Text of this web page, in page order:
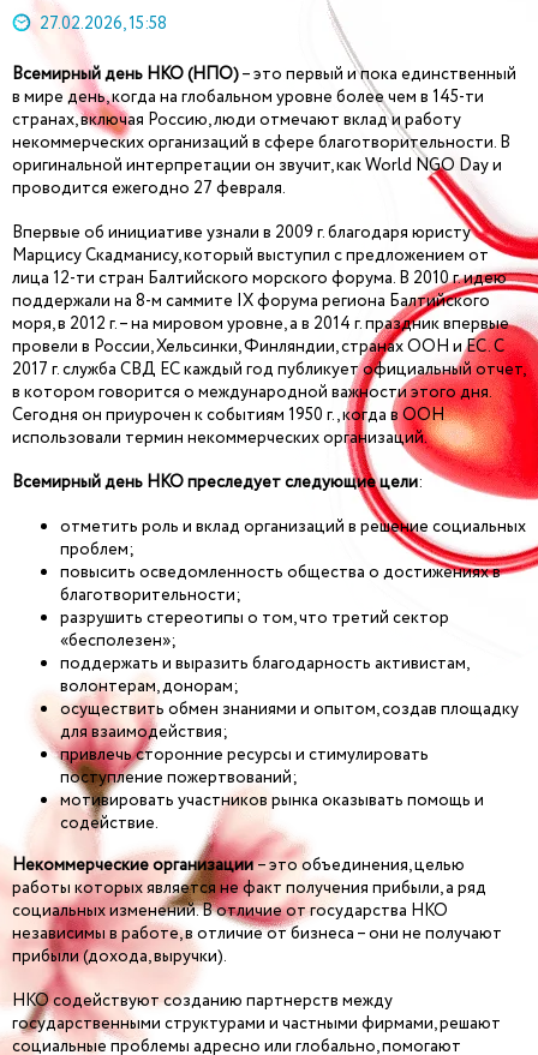
27.02.2026, 15:58
Всемирный день НКО (НПО)– это первый и пока единственный
в мире день, когда на глобальном уровне более чем в 145-ти
странах, включая Россию, люди отмечают вклад и работу
некоммерческих организаций в сфере благотворительности. В
оригинальной интерпретации он звучит, как World NGO Day и
проводится ежегодно 27 февраля.
Впервые об инициативе узнали в 2009 г. благодаря юристу
Марцису Скадманису, который выступил с предложением от
лица 12-ти стран Балтийского морского форума. В 2010 г. идею
поддержали на 8-м саммите IX форума региона Балтийского
моря, в 2012 г. – на мировом уровне, а в 2014 г. праздник впервые
провели в России, Хельсинки, Финляндии, странах ООН и ЕС. С
2017 г. служба СВД ЕС каждый год публикует официальный отчет,
в котором говорится о международной важности этого дня.
Сегодня он приурочен к событиям 1950 г., когда в ООН
использовали термин некоммерческих организаций.
Всемирный день НКО преследует следующие цели:
отметить роль и вклад организаций в решение социальных
проблем;
повысить осведомленность общества о достижениях в
благотворительности;
разрушить стереотипы о том, что третий сектор
«бесполезен»;
поддержать и выразить благодарность активистам,
волонтерам, донорам;
осуществить обмен знаниями и опытом, создав площадку
для взаимодействия;
привлечь сторонние ресурсы и стимулировать
поступление пожертвований;
мотивировать участников рынка оказывать помощь и
содействие.
Некоммерческие организации– это объединения, целью
работы которых является не факт получения прибыли, а ряд
социальных изменений. В отличие от государства НКО
независимы в работе, в отличие от бизнеса – они не получают
прибыли (дохода, выручки).
НКО содействуют созданию партнерств между
государственными структурами и частными фирмами, решают
социальные проблемы адресно или глобально, помогают